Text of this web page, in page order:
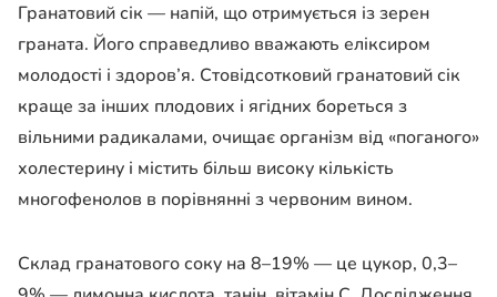
Гранатовий сік — напій, що отримується із зерен
граната. Його справедливо вважають еліксиром
молодості і здоров’я. Стовідсотковий гранатовий сік
краще за інших плодових і ягідних бореться з
вільними радикалами, очищає організм від «поганого»
холестерину і містить більш високу кількість
многофенолов в порівнянні з червоним вином.
Склад гранатового соку на 8–19% — це цукор, 0,3–